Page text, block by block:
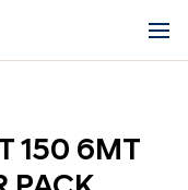
150 6MT